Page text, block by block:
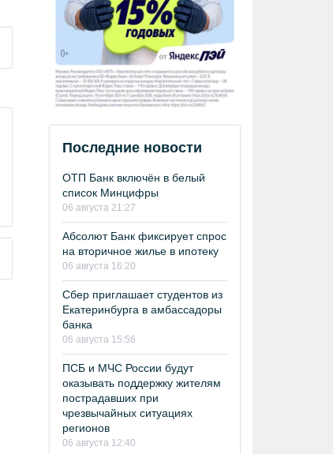
Последние новости
ОТП Банк включён в белый
список Минцифры
06 августа 21:27
Абсолют Банк фиксирует спрос
на вторичное жилье в ипотеку
06 августа 16:20
Сбер приглашает студентов из
Екатеринбурга в амбассадоры
банка
06 августа 15:56
ПСБ и МЧС России будут
оказывать поддержку жителям
пострадавших при
чрезвычайных ситуациях
регионов
06 августа 12:40